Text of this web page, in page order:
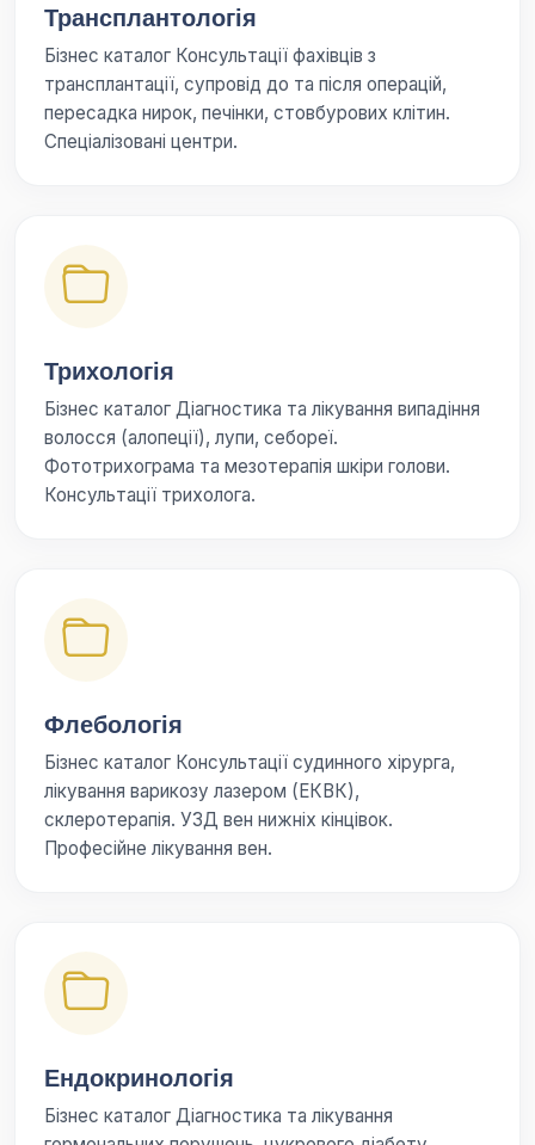
Трансплантологія
Бізнес каталог Консультації фахівців з
трансплантації, супровід до та після операцій,
пересадка нирок, печінки, стовбурових клітин.
Спеціалізовані центри.
Трихологія
Бізнес каталог Діагностика та лікування випадіння
волосся (алопеції), лупи, себореї.
Фототрихограма та мезотерапія шкіри голови.
Консультації трихолога.
Флебологія
Бізнес каталог Консультації судинного хірурга,
лікування варикозу лазером (ЕКВК),
склеротерапія. УЗД вен нижніх кінцівок.
Професійне лікування вен.
Ендокринологія
Бізнес каталог Діагностика та лікування